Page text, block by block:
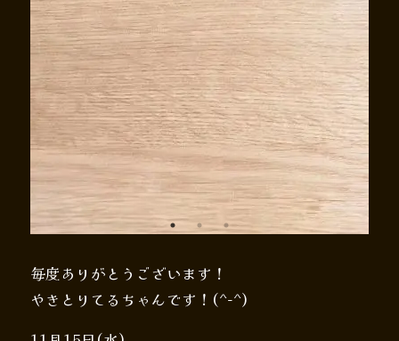
毎度ありがとうございます！
やきとりてるちゃんです！(^-^)